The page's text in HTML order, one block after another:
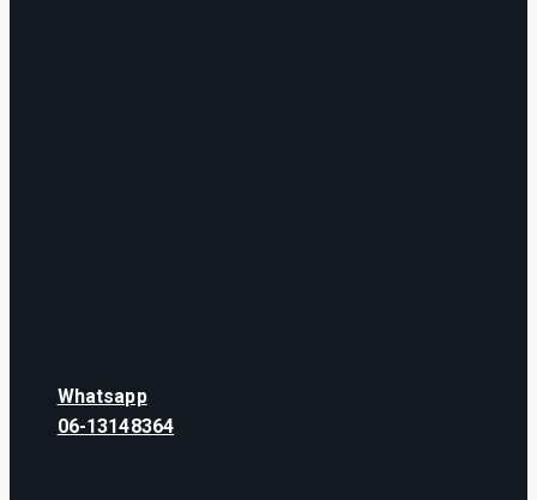
Whatsapp
06-13148364